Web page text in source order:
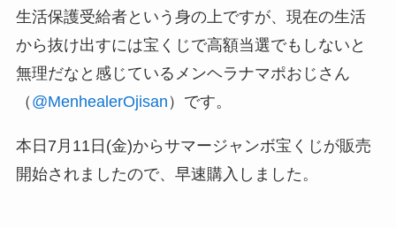
生活保護受給者という身の上ですが、現在の生活
から抜け出すには宝くじで高額当選でもしないと
無理だなと感じているメンヘラナマポおじさん
（ @MenhealerOjisan ）です。
本日7月11日(金)からサマージャンボ宝くじが販売
開始されましたので、早速購入しました。